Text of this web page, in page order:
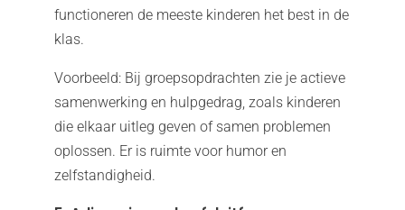
functioneren de meeste kinderen het best in de
klas.
Voorbeeld: Bij groepsopdrachten zie je actieve
samenwerking en hulpgedrag, zoals kinderen
die elkaar uitleg geven of samen problemen
oplossen. Er is ruimte voor humor en
zelfstandigheid.